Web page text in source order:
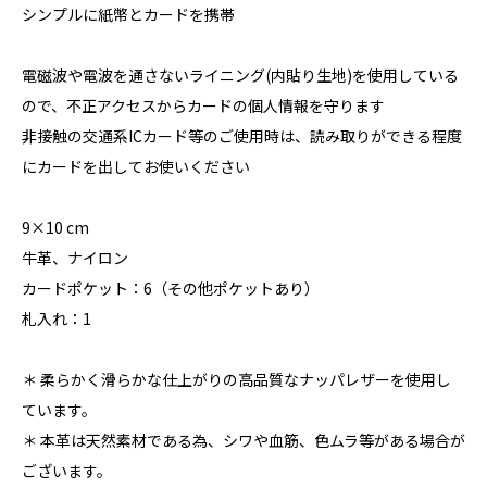
シンプルに紙幣とカードを携帯
電磁波や電波を通さないライニング(内貼り生地)を使用している
ので、不正アクセスからカードの個人情報を守ります
非接触の交通系ICカード等のご使用時は、読み取りができる程度
にカードを出してお使いください
9×10 cm
牛革、ナイロン
カードポケット：6（その他ポケットあり）
札入れ：1
＊ 柔らかく滑らかな仕上がりの高品質なナッパレザーを使用し
ています。
＊ 本革は天然素材である為、シワや血筋、色ムラ等がある場合が
ございます。